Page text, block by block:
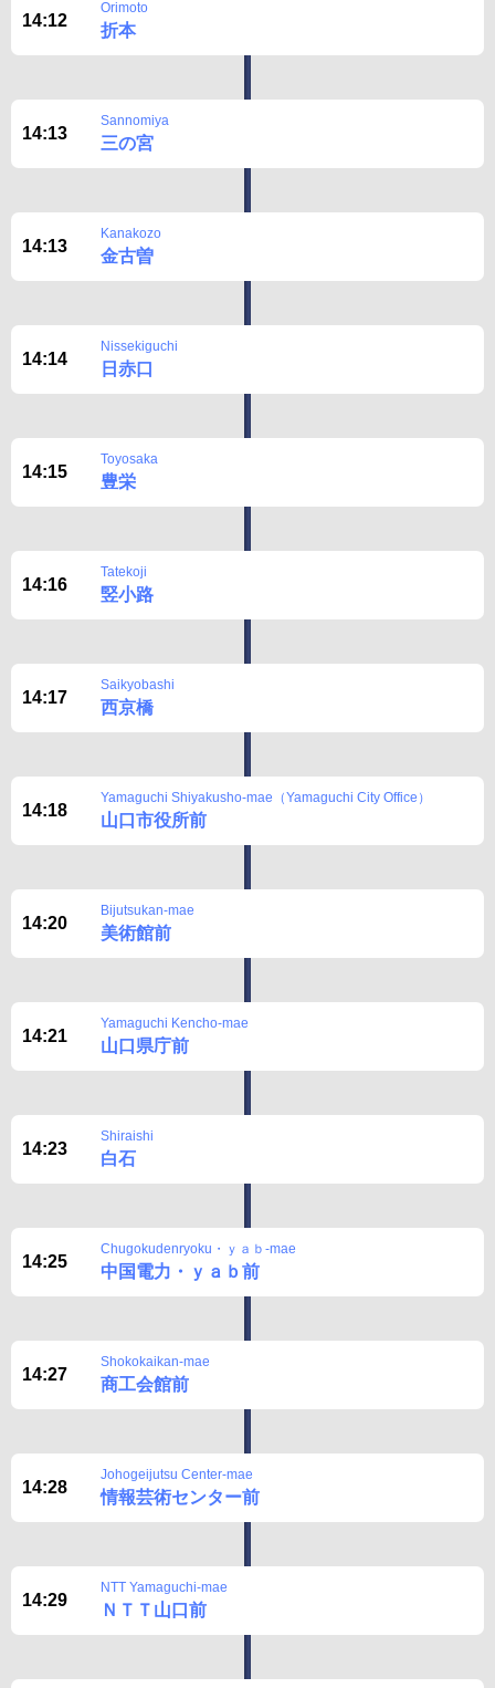
14:12
Orimoto
折本
14:13
Sannomiya
三の宮
14:13
Kanakozo
金古曽
14:14
Nissekiguchi
日赤口
14:15
Toyosaka
豊栄
14:16
Tatekoji
竪小路
14:17
Saikyobashi
西京橋
14:18
Yamaguchi Shiyakusho-mae（Yamaguchi City Office）
山口市役所前
14:20
Bijutsukan-mae
美術館前
14:21
Yamaguchi Kencho-mae
山口県庁前
14:23
Shiraishi
白石
14:25
Chugokudenryoku・ｙａｂ-mae
中国電力・ｙａｂ前
14:27
Shokokaikan-mae
商工会館前
14:28
Johogeijutsu Center-mae
情報芸術センター前
14:29
NTT Yamaguchi-mae
ＮＴＴ山口前